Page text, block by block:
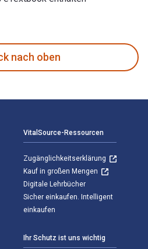
nach oben
VitalSource-Ressourcen
Zugänglichkeitserklärung
Kauf in großen Mengen
Digitale Lehrbücher
Sicher einkaufen. Intelligent
einkaufen
Ihr Schutz ist uns wichtig